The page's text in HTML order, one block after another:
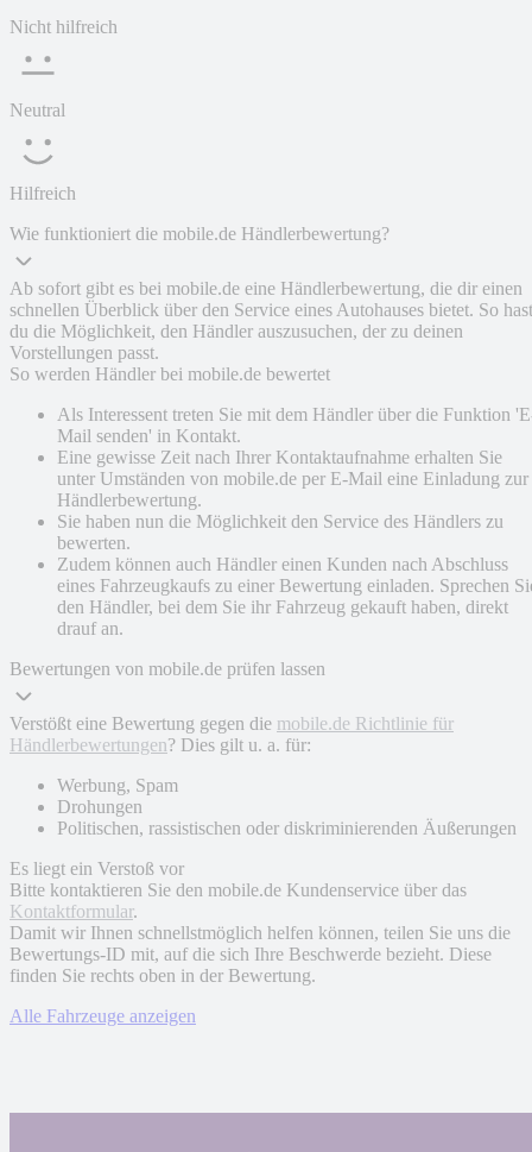
Nicht hilfreich
Neutral
Hilfreich
Wie funktioniert die mobile.de Händlerbewertung?
Ab sofort gibt es bei mobile.de eine Händlerbewertung, die dir einen
schnellen Überblick über den Service eines Autohauses bietet. So hast
du die Möglichkeit, den Händler auszusuchen, der zu deinen
Vorstellungen passt.
So werden Händler bei mobile.de bewertet
Als Interessent treten Sie mit dem Händler über die Funktion
Mail senden' in Kontakt.
Eine gewisse Zeit nach Ihrer Kontaktaufnahme erhalten Sie
unter Umständen von mobile.de per E-Mail eine Einladung zur
Händlerbewertung.
Sie haben nun die Möglichkeit den Service des Händlers zu
bewerten.
Zudem können auch Händler einen Kunden nach Abschluss
eines Fahrzeugkaufs zu einer Bewertung einladen. Sprechen
den Händler, bei dem Sie ihr Fahrzeug gekauft haben, direkt
drauf an.
Bewertungen von mobile.de prüfen lassen
Verstößt eine Bewertung gegen die mobile.de Richtlinie für
Händlerbewertungen? Dies gilt u. a. für:
Werbung, Spam
Drohungen
Politischen, rassistischen oder diskriminierenden Äußerungen
Es liegt ein Verstoß vor
Bitte kontaktieren Sie den mobile.de Kundenservice über das
Kontaktformular.
Damit wir Ihnen schnellstmöglich helfen können, teilen Sie uns die
Bewertungs-ID mit, auf die sich Ihre Beschwerde bezieht. Diese
finden Sie rechts oben in der Bewertung.
Alle Fahrzeuge anzeigen